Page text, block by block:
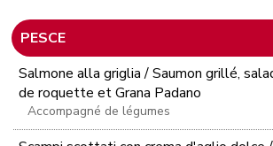
PESCE
Salmone alla griglia / Saumon grillé,
de roquette et Grana Padano
Accompagné de légumes